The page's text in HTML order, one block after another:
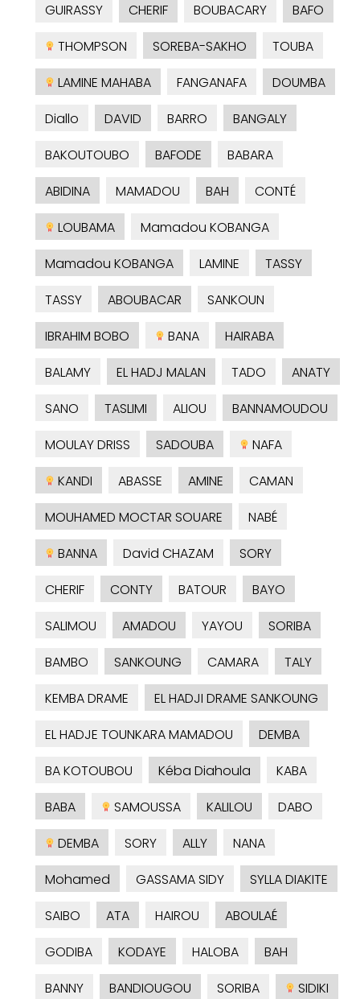
GUIRASSY
CHERIF BOUBACARY
BAFO
THOMPSON
SOREBA-SAKHO
TOUBA
LAMINE MAHABA
FANGANAFA
DOUMBA
Diallo
DAVID BARRO
BANGALY
BAKOUTOUBO
BAFODE
BABARA
ABIDINA
MAMADOU BAH
CONTÉ
LOUBAMA
Mamadou KOBANGA
Mamadou KOBANGA
LAMINE
TASSY
TASSY
ABOUBACAR
SANKOUN
IBRAHIM BOBO
BANA
HAIRABA
BALAMY
EL HADJ MALAN TADO
ANATY
SANO
TASLIMI ALIOU
BANNAMOUDOU
MOULAY DRISS
SADOUBA
NAFA
KANDI
ABASSE AMINE
CAMAN
MOUHAMED MOCTAR SOUARE
NABÉ
BANNA
David CHAZAM
SORY
CHERIF
CONTY BATOUR
BAYO
SALIMOU
AMADOU YAYOU
SORIBA
BAMBO
SANKOUNG CAMARA
TALY
KEMBA DRAME
EL HADJI DRAME SANKOUNG
EL HADJE TOUNKARA MAMADOU
DEMBA
BA KOTOUBOU
Kéba Diahoula
KABA
BABA
SAMOUSSA KALILOU
DABO
DEMBA
SORY ALLY
NANA
Mohamed
GASSAMA SIDY
SYLLA DIAKITE
SAIBO
ATA HAIROU
ABOULAÉ
GODIBA
KODAYE HALOBA
BAH
BANNY
BANDIOUGOU SORIBA SIDIKI